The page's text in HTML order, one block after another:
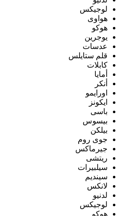
لوجيكس
هواوى
هوكو
يوجرين
عدسات
قلم ستايلس
كابلات
أمايا
أنكر
اورايمو
ايكونز
باسى
بيسوس
بيلكن
جوى روم
جيرماكس
ريتشى
سيلبيرات
سينديم
لانكس
لدنيو
لوجيكس
هوكو